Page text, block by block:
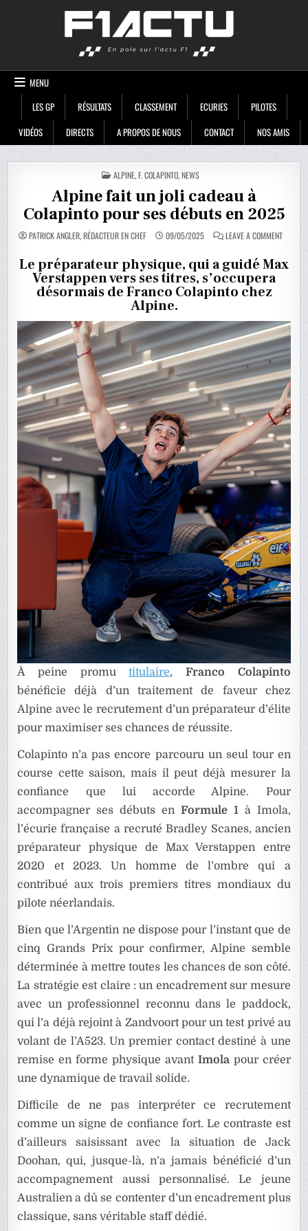
MENU
LES GP
RÉSULTATS CLASSEMENT ECURIES
PILOTES
VIDÉOS
DIRECTS A PROPOS DE NOUS CONTACT NOS AMIS
POSTED
IN
ALPINE,F. COLAPINTO,NEWS
Alpine fait un joli cadeau à
Colapinto pour ses débuts en 2025
PATRICK ANGLER, RÉDACTEUR EN CHEF 09/05/2025 LEAVE A COMMENTON
UN
JOLI
EN
2025
Le préparateur physique, qui a guidé Max
Verstappen vers ses titres, s’occupera
désormais de Franco Colapinto chez
Alpine.
À peine promutitulaire,Franco Colapinto
bénéficie déjà d’un traitement de faveur chez
Alpine avec le recrutement d’un préparateur d’élite
pour maximiser ses chances de réussite.
Colapinto n’a pas encore parcouru un seul tour en
course cette saison, mais il peut déjà mesurer la
confiance que lui accorde Alpine. Pour
accompagner ses débuts en Formule 1
à Imola,
l’écurie française a recruté Bradley Scanes, ancien
préparateur physique de Max Verstappen entre
2020 et 2023. Un homme de l’ombre qui a
contribué aux trois premiers titres mondiaux du
pilote néerlandais.
Bien que l’Argentin ne dispose pour l’instant que de
cinq Grands Prix pour confirmer, Alpine semble
déterminée à mettre toutes les chances de son côté.
La stratégie est claire : un encadrement sur mesure
avec un professionnel reconnu dans le paddock,
qui l’a déjà rejoint à Zandvoort pour un test privé au
volant de l’A523. Un premier contact destiné à une
remise en forme physique avant Imola pour créer
une dynamique de travail solide.
Difficile de ne pas interpréter ce recrutement
comme un signe de confiance fort. Le contraste est
d’ailleurs saisissant avec la situation de Jack
Doohan, qui, jusque-là, n’a jamais bénéficié d’un
accompagnement aussi personnalisé. Le jeune
Australien a dû se contenter d’un encadrement plus
classique, sans véritable staff dédié.